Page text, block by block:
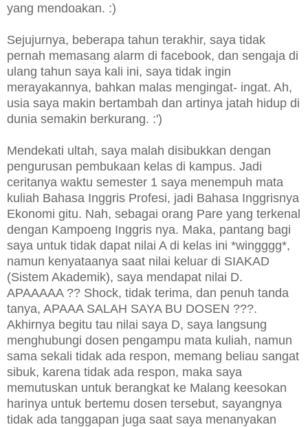
yang mendoakan. :)
Sejujurnya, beberapa tahun terakhir, saya tidak
pernah memasang alarm di facebook, dan sengaja di
ulang tahun saya kali ini, saya tidak ingin
merayakannya, bahkan malas mengingat- ingat. Ah,
usia saya makin bertambah dan artinya jatah hidup di
dunia semakin berkurang. :')
Mendekati ultah, saya malah disibukkan dengan
pengurusan pembukaan kelas di kampus. Jadi
ceritanya waktu semester 1 saya menempuh mata
kuliah Bahasa Inggris Profesi, jadi Bahasa Inggrisnya
Ekonomi gitu. Nah, sebagai orang Pare yang terkenal
dengan Kampoeng Inggris nya. Maka, pantang bagi
saya untuk tidak dapat nilai A di kelas ini *wingggg*,
namun kenyataanya saat nilai keluar di SIAKAD
(Sistem Akademik), saya mendapat nilai D.
APAAAAA ?? Shock, tidak terima, dan penuh tanda
tanya, APAAA SALAH SAYA BU DOSEN ???.
Akhirnya begitu tau nilai saya D, saya langsung
menghubungi dosen pengampu mata kuliah, namun
sama sekali tidak ada respon, memang beliau sangat
sibuk, karena tidak ada respon, maka saya
memutuskan untuk berangkat ke Malang keesokan
harinya untuk bertemu dosen tersebut, sayangnya
tidak ada tanggapan juga saat saya menanyakan